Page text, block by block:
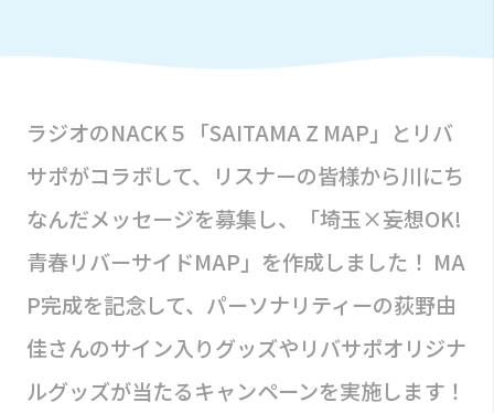
ラジオのNACK５「SAITAMA Z MAP」とリバ
サポがコラボして、リスナーの皆様から川にち
なんだメッセージを募集し、「埼玉×妄想OK!
青春リバーサイドMAP」を作成しました！ MA
P完成を記念して、パーソナリティーの荻野由
佳さんのサイン入りグッズやリバサポオリジナ
ルグッズが当たるキャンペーンを実施します！